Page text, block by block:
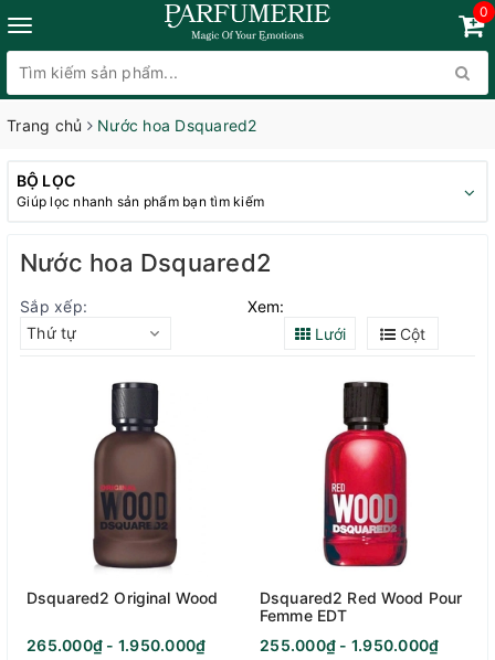
0
Trang chủ Nước hoa Dsquared2
BỘ LỌC
Giúp lọc nhanh sản phẩm bạn tìm kiếm
Nước hoa Dsquared2
Sắp xếp:
Thứ tự
Xem:
Lưới
Cột
Dsquared2 Original Wood
265.000₫ - 1.950.000₫
Dsquared2 Red Wood Pour
Femme EDT
255.000₫ - 1.950.000₫